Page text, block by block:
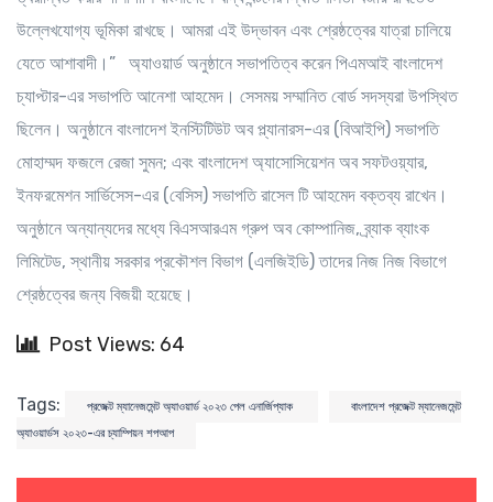
উল্লেখযোগ্য ভূমিকা রাখছে। আমরা এই উদ্ভাবন এবং শ্রেষ্ঠত্বের যাত্রা চালিয়ে
যেতে আশাবাদী।” অ্যাওয়ার্ড অনুষ্ঠানে সভাপতিত্ব করেন পিএমআই বাংলাদেশ
চ্যাপ্টার-এর সভাপতি আনেশা আহমেদ। সেসময় সম্মানিত বোর্ড সদস্যরা উপস্থিত
ছিলেন। অনুষ্ঠানে বাংলাদেশ ইনস্টিটিউট অব প্ল্যানারস-এর (বিআইপি) সভাপতি
মোহাম্মদ ফজলে রেজা সুমন; এবং বাংলাদেশ অ্যাসোসিয়েশন অব সফটওয়্যার,
ইনফরমেশন সার্ভিসেস-এর (বেসিস) সভাপতি রাসেল টি আহমেদ বক্তব্য রাখেন।
অনুষ্ঠানে অন্যান্যদের মধ্যে বিএসআরএম গ্রুপ অব কোম্পানিজ, ব্র্যাক ব্যাংক
লিমিটেড, স্থানীয় সরকার প্রকৌশল বিভাগ (এলজিইডি) তাদের নিজ নিজ বিভাগে
শ্রেষ্ঠত্বের জন্য বিজয়ী হয়েছে।
Post Views: 64
Tags: প্রজেক্ট ম্যানেজমেন্ট অ্যাওয়ার্ড ২০২৩ পেল এনার্জিপ্যাক
বাংলাদেশ প্রজেক্ট ম্যানেজমেন্ট
অ্যাওয়ার্ডস ২০২৩-এর চ্যাম্পিয়ন শপআপ